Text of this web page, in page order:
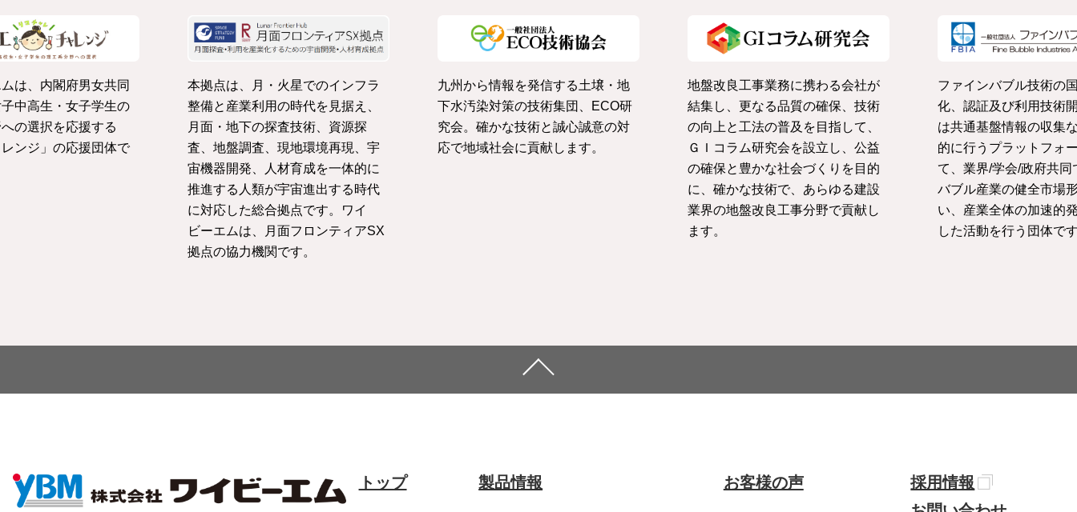
は、内閣府男女共同
中高生・女子学生の
の選択を応援する
ンジ」の応援団体で
本拠点は、月・火星でのインフラ
整備と産業利用の時代を見据え、
月面・地下の探査技術、資源探
査、地盤調査、現地環境再現、宇
宙機器開発、人材育成を一体的に
推進する人類が宇宙進出する時代
に対応した総合拠点です。ワイ
ビーエムは、月面フロンティアSX
拠点の協力機関です。
九州から情報を発信する土壌・地
下水汚染対策の技術集団、ECO研
究会。確かな技術と誠心誠意の対
応で地域社会に貢献します。
地盤改良工事業務に携わる会社が
結集し、更なる品質の確保、技術
の向上と工法の普及を目指して、
ＧＩコラム研究会を設立し、公益
の確保と豊かな社会づくりを目的
に、確かな技術で、あらゆる建設
業界の地盤改良工事分野で貢献し
ます。
ファインバブル技術の
化、認証及び利用技術
は共通基盤情報の収集
的に行うプラットフォ
て、業界/学会/政府共同
バブル産業の健全市場
い、産業全体の加速的
した活動を行う団体で
トップ 製品情報 お客様の声
採用情報